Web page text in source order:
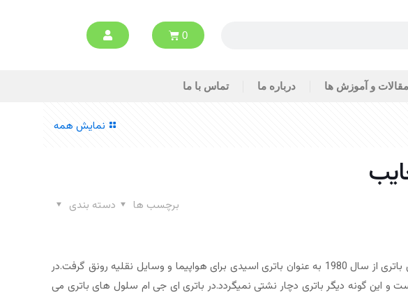
0
مقالات و آموزش ها درباره ما تماس با ما
نمایش همه
دسته بندی برچسب ها
امروزه باتری AGM در بین افراد محبوبیت زیادی پیدا کرده بطوری که صنعت باتری بدون آن ناقص است . تکنولوژی این باتری از سال 1980 به عنوان باتری اسیدی برای هواپیما و وسایل نقلیه رونق گرفت.در
این گونه دیگر باتری دچار نشتی نمیگردد.در باتری ای جی ام سلول های باتری می